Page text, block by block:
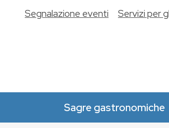
Sagre gastronomiche
Segnalazione eventi Servizi per